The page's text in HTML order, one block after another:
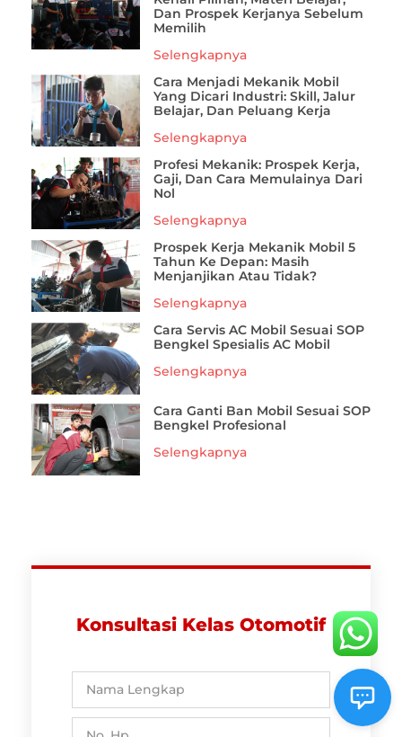
Dan Prospek Kerjanya Sebelum
Memilih
Selengkapnya
Cara Menjadi Mekanik Mobil
Yang Dicari Industri: Skill, Jalur
Belajar, Dan Peluang Kerja
Selengkapnya
Profesi Mekanik: Prospek Kerja,
Gaji, Dan Cara Memulainya Dari
Nol
Selengkapnya
Prospek Kerja Mekanik Mobil 5
Tahun Ke Depan: Masih
Menjanjikan Atau Tidak?
Selengkapnya
Cara Servis AC Mobil Sesuai SOP
Bengkel Spesialis AC Mobil
Selengkapnya
Cara Ganti Ban Mobil Sesuai SOP
Bengkel Profesional
Selengkapnya
Konsultasi Kelas Otomotif